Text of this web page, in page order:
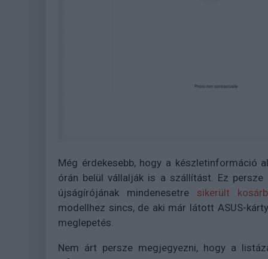
Még érdekesebb, hogy a készletinformáció
órán belül vállalják is a szállítást. Ez
újságírójának mindenesetre sikerült
modellhez sincs, de aki már látott ASUS-
meglepetés.
Nem árt persze megjegyezni, hogy a